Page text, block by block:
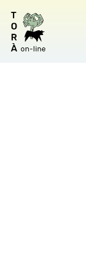
ID de foto no vàlid